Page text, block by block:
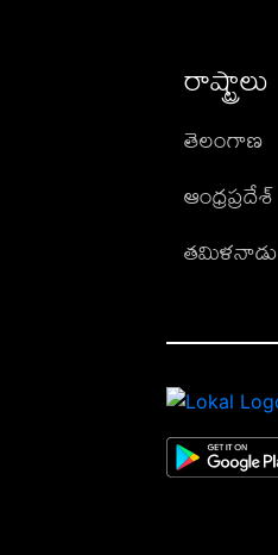
రాష్ట్రాలు
తెలంగాణ
ఆంధ్రప్రదేశ్
తమిళనాడు